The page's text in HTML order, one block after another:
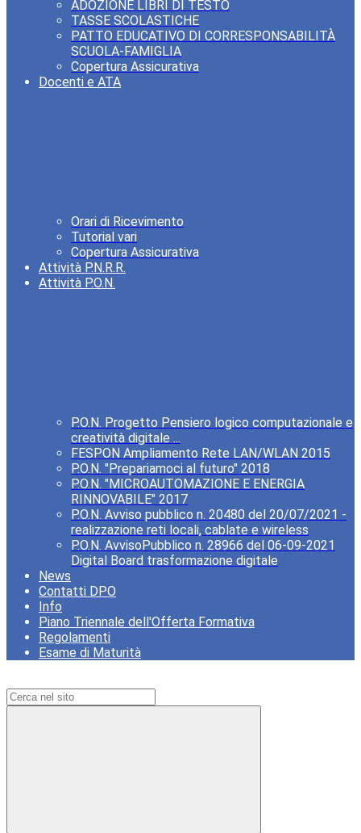
ADOZIONE LIBRI DI TESTO
TASSE SCOLASTICHE
PATTO EDUCATIVO DI CORRESPONSABILITÀ
SCUOLA-FAMIGLIA
Copertura Assicurativa
Docenti e ATA
Orari di Ricevimento
Tutorial vari
Copertura Assicurativa
Attività P.N.R.R.
Attività P.O.N.
P.O.N. Progetto Pensiero logico computazionale e
creatività digitale ...
FESPON Ampliamento Rete LAN/WLAN 2015
P.O.N. "Prepariamoci al futuro" 2018
P.O.N. "MICROAUTOMAZIONE E ENERGIA
RINNOVABILE" 2017
P.O.N. Avviso pubblico n. 20480 del 20/07/2021 -
realizzazione reti locali, cablate e wireless
P.O.N. AvvisoPubblico n. 28966 del 06-09-2021
Digital Board trasformazione digitale
News
Contatti DPO
Info
Piano Triennale dell'Offerta Formativa
Regolamenti
Esame di Maturità